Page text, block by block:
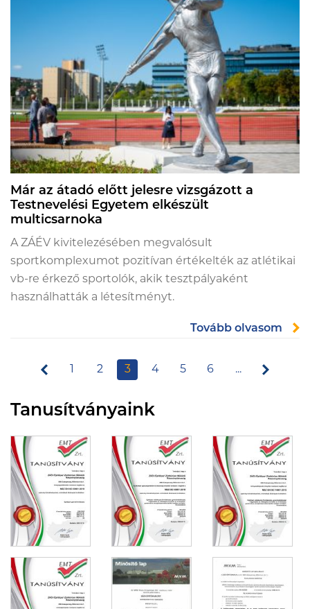
Már az átadó előtt jelesre vizsgázott a
Testnevelési Egyetem elkészült
multicsarnoka
A ZÁÉV kivitelezésében megvalósult
sportkomplexumot pozitívan értékelték az atlétikai
vb-re érkező sportolók, akik tesztpályaként
használhatták a létesítményt.
Tovább olvasom
2 3 4 5 6 ...
Tanusítványaink